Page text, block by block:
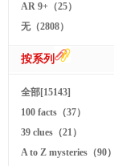
AR 9+（25）
无（2808）
按系列
全部[15143]
100 facts（37）
39 clues（21）
A to Z mysteries（90）